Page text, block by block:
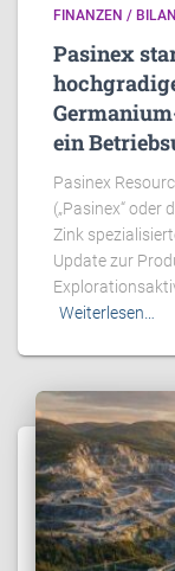
FINANZEN /
Pasinex
ein
Pasinex
(„Pasinex“ oder
Zink
Update zur
Weiterlesen…